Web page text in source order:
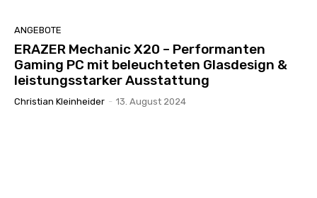
ANGEBOTE
ERAZER Mechanic X20 – Performanten
Gaming PC mit beleuchteten Glasdesign &
leistungsstarker Ausstattung
Christian Kleinheider - 13. August 2024